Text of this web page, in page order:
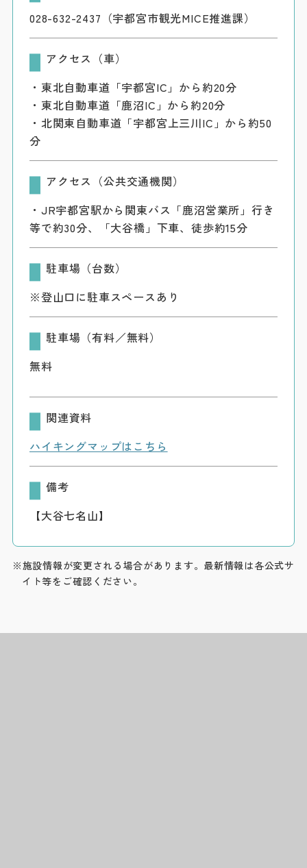
028-632-2437（宇都宮市観光MICE推進課）
アクセス（車）
・東北自動車道「宇都宮IC」から約20分
・東北自動車道「鹿沼IC」から約20分
・北関東自動車道「宇都宮上三川IC」から約50
分
アクセス（公共交通機関）
・JR宇都宮駅から関東バス「鹿沼営業所」行き
等で約30分、「大谷橋」下車、徒歩約15分
駐車場（台数）
※登山口に駐車スペースあり
駐車場（有料／無料）
無料
関連資料
ハイキングマップはこちら
備考
【大谷七名山】
※施設情報が変更される場合があります。最新情報は各公式サ
イト等をご確認ください。